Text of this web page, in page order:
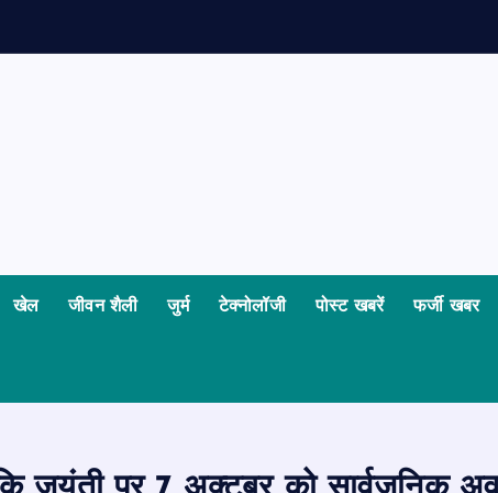
खेल जीवन शैली जुर्म टेक्नोलॉजी पोस्ट खबरें फर्जी खबर